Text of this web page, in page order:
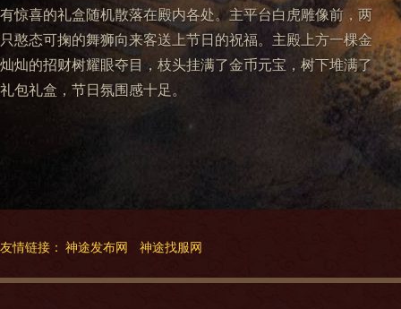
有惊喜的礼盒随机散落在殿内各处。主平台白虎雕像前，两
只憨态可掬的舞狮向来客送上节日的祝福。主殿上方一棵金
灿灿的招财树耀眼夺目，枝头挂满了金币元宝，树下堆满了
礼包礼盒，节日氛围感十足。
友情链接： 神途发布网 神途找服网